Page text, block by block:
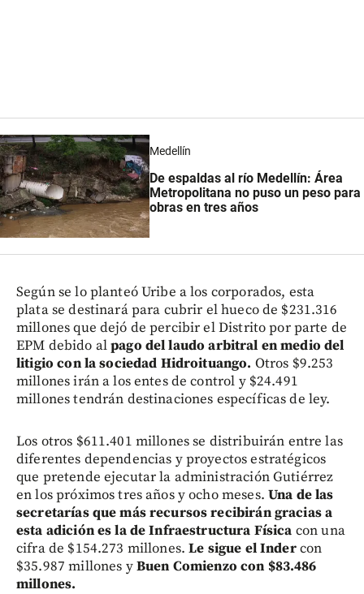
Medellín
De espaldas al río Medellín: Área
Metropolitana no puso un peso para
obras en tres años
Según se lo planteó Uribe a los corporados, esta
plata se destinará para cubrir el hueco de $231.316
millones que dejó de percibir el Distrito por parte de
EPM debido alpago del laudo arbitral en medio del
litigio con la sociedad Hidroituango. Otros $9.253
millones irán a los entes de control y $24.491
millones tendrán destinaciones específicas de ley.
Los otros $611.401 millones se distribuirán entre las
diferentes dependencias y proyectos estratégicos
que pretende ejecutar la administración Gutiérrez
en los próximos tres años y ocho meses. Una de las
secretarías que más recursos recibirán gracias a
esta adición es la de Infraestructura Física con una
cifra de $154.273 millones.Le sigue el Indercon
$35.987 millones yBuen Comienzo con $83.486
millones.